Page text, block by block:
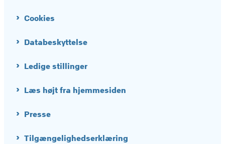
Cookies
Databeskyttelse
Ledige stillinger
Læs højt fra hjemmesiden
Presse
Tilgængelighedserklæring